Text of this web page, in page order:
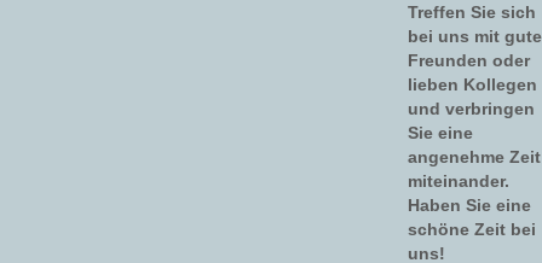
Treffen Sie sich
bei uns mit
Freunden oder
lieben Kollegen
und verbringen
Sie eine
angenehme Zeit
miteinander.
Haben Sie eine
schöne Zeit bei
uns!